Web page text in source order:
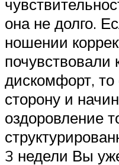
она не долго.
ношении
почувствовали
дискомфорт, то
сторону и
оздоровление
3 недели Вы